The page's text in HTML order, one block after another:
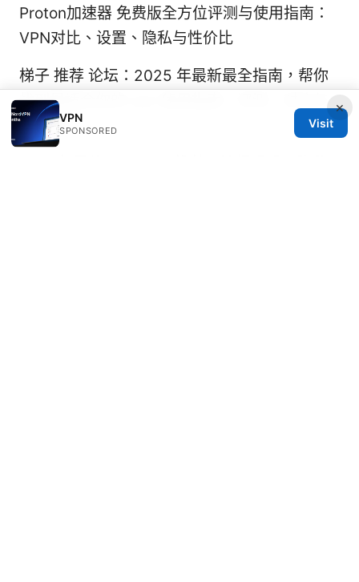
Proton加速器 免费版全方位评测与使用指南：
VPN对比、设置、隐私与性价比
梯子 推荐 论坛：2025 年最新最全指南，帮你
找到最适合你的 vpn 使用指南、评测、对比与
购买建议
×
VPN
SPONSORED
Visit